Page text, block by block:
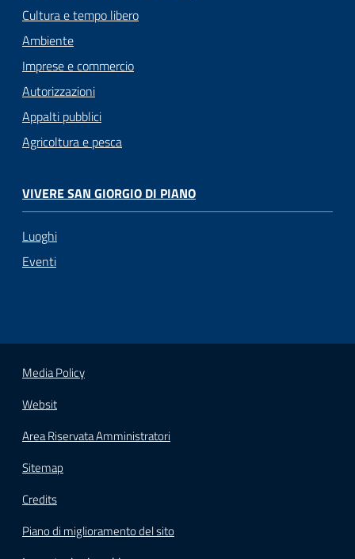
Cultura e tempo libero
Ambiente
Imprese e commercio
Autorizzazioni
Appalti pubblici
Agricoltura e pesca
VIVERE SAN GIORGIO DI PIANO
Luoghi
Eventi
Media Policy
Websit
Area Riservata Amministratori
Sitemap
Credits
Piano di miglioramento del sito